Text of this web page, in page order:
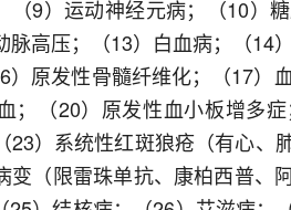
（9）运动神经元病；（10）
脉高压；（13）白血病；（14
）原发性骨髓纤维化；（17）
；（20）原发性血小板增多症
23）系统性红斑狼疮（有心、
变（限雷珠单抗、康柏西普、